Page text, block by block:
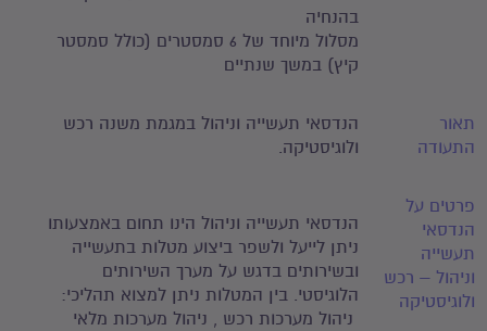
בהנחיה
מסלול מיוחד של 6 סמסטרים (כולל סמסטר
קיץ) במשך שנתיים
תאור
התעודה
הנדסאי תעשייה וניהול במגמת משנה רכש
ולוגיסטיקה.
פרטים על
הנדסאי
תעשייה
וניהול – רכש
ולוגיסטיקה
הנדסאי תעשייה וניהול הינו תחום באמצעותו
ניתן לייעל ולשפר ביצוע מטלות בתעשייה
ובשירותים בדגש על מערך השירותים
הלוגיסטי. בין המטלות ניתן למצוא תהליכי:
ניהול מערכות רכש , ניהול מערכות מלאי